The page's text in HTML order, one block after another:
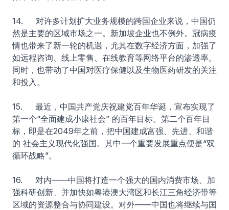
14. 对许多计划扩大业务规模的跨国企业来说，中国仍
然是主要的区域市场之一。新加坡企业也不例外。冠病疫
情也带来了新一轮的机遇，尤其在数字经济方面，加强了
如远程咨询、线上零售、在线教育等网络平台的渗透率。
同时，也带动了中国对医疗保健以及生物医药研发的关注
和投入。
15. 最近，中国共产党庆祝建党百年华诞，宣布实现了
第一个“全面建成小康社会” 的百年目标。第二个百年目
标，即是在2049年之前，把中国建成富强、先进、和谐
的 社会主义现代化强国。其中一个重要发展重点便是“双
循环战略”。
16. 对内——中国将打造一个强大的国内消费市场、加
强科研创新、并加快如粤港澳大湾区和长江三角经济带等
区域的资源整合与协同建设。对外——中国也将继续与国